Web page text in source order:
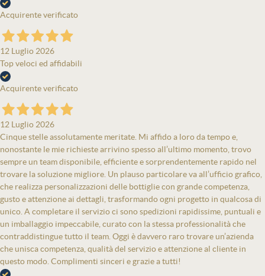
Acquirente verificato
12 Luglio 2026
Top veloci ed affidabili
Acquirente verificato
12 Luglio 2026
Cinque stelle assolutamente meritate. Mi affido a loro da tempo e,
nonostante le mie richieste arrivino spesso all’ultimo momento, trovo
sempre un team disponibile, efficiente e sorprendentemente rapido nel
trovare la soluzione migliore. Un plauso particolare va all’ufficio grafico,
che realizza personalizzazioni delle bottiglie con grande competenza,
gusto e attenzione ai dettagli, trasformando ogni progetto in qualcosa di
unico. A completare il servizio ci sono spedizioni rapidissime, puntuali e
un imballaggio impeccabile, curato con la stessa professionalità che
contraddistingue tutto il team. Oggi è davvero raro trovare un’azienda
che unisca competenza, qualità del servizio e attenzione al cliente in
questo modo. Complimenti sinceri e grazie a tutti!